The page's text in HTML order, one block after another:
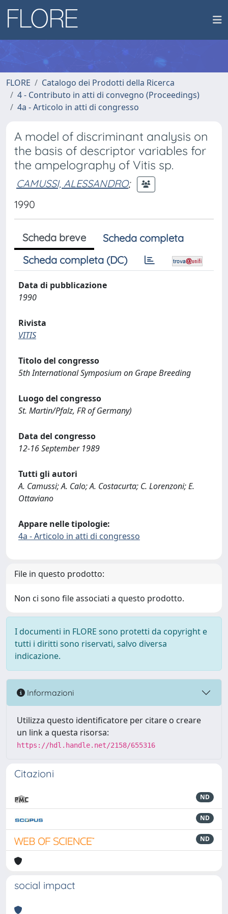
FLORE
Catalogo dei Prodotti della Ricerca
4 - Contributo in atti di convegno (Proceedings)
4a - Articolo in atti di congresso
A model of discriminant analysis on
the basis of descriptor variables for
the ampelography of Vitis sp.
CAMUSSI, ALESSANDRO;
1990
Scheda breve
Scheda completa
Scheda completa (DC)
Data di pubblicazione
1990
Rivista
VITIS
Titolo del congresso
5th International Symposium on Grape Breeding
Luogo del congresso
St. Martin/Pfalz, FR of Germany)
Data del congresso
12-16 September 1989
Tutti gli autori
A. Camussi; A. Calo; A. Costacurta; C. Lorenzoni; E.
Ottaviano
Appare nelle tipologie:
4a - Articolo in atti di congresso
File in questo prodotto:
Non ci sono file associati a questo prodotto.
I documenti in FLORE sono protetti da copyright e
tutti i diritti sono riservati, salvo diversa
indicazione.
Informazioni
Utilizza questo identificatore per citare o creare
un link a questa risorsa:
https://hdl.handle.net/2158/655316
Citazioni
ND
ND
ND
social impact